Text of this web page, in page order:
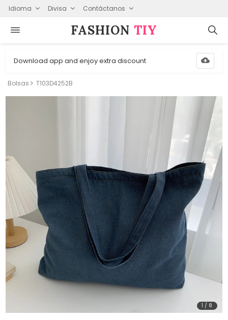
Idioma Divisa Contáctanos
FASHION⁠ TIY
Download app and enjoy extra discount
Bolsas T103D4252B
1 / 8